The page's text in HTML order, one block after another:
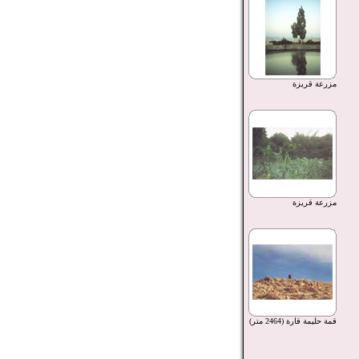
مزرعة قريزة
مزرعة قريزة
قمة حليمة قارة (2464 متر)